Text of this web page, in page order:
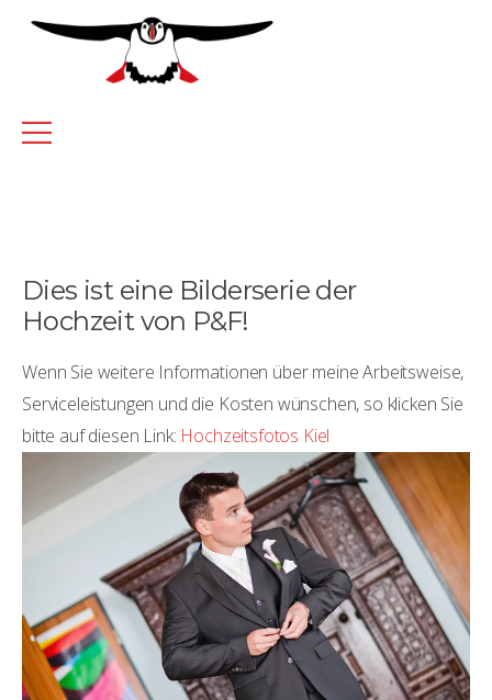
Dies ist eine Bilderserie der
Hochzeit von P&F!
Wenn Sie weitere Informationen über meine Arbeitsweise,
Serviceleistungen und die Kosten wünschen, so klicken Sie
bitte auf diesen Link: Hochzeitsfotos Kiel